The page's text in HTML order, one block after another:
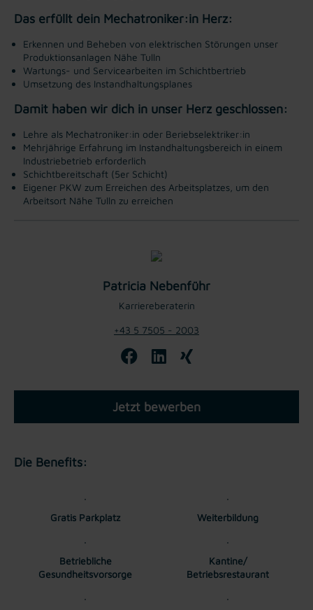
Das erfüllt dein Mechatroniker:in Herz:
Erkennen und Beheben von elektrischen Störungen unser
Produktionsanlagen Nähe Tulln
Wartungs- und Servicearbeiten im Schichtbertrieb
Umsetzung des Instandhaltungsplanes
Damit haben wir dich in unser Herz geschlossen:
Lehre als Mechatroniker:in oder Beriebselektriker:in
Mehrjährige Erfahrung im Instandhaltungsbereich in einem
Industriebetrieb erforderlich
Schichtbereitschaft (5er Schicht)
Eigener PKW zum Erreichen des Arbeitsplatzes, um den
Arbeitsort Nähe Tulln zu erreichen
Patricia Nebenführ
Karriereberaterin
+43 5 7505 - 2003
Jetzt bewerben
Die Benefits:
Gratis Parkplatz Weiterbildung
Betriebliche
Gesundheitsvorsorge
Kantine/
Betriebsrestaurant